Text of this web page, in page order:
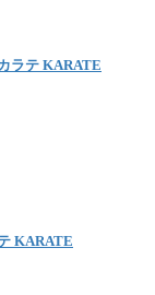
ラテ KARATE
KARATE